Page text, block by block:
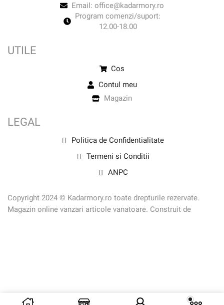
Email: office@kadarmory.ro
Program comenzi/suport:
12.00-18.00
UTILE
Cos
Contul meu
Magazin
LEGAL
Politica de Confidentialitate
Termeni si Conditii
ANPC
Copyright 2024 © Kadarmory.ro toate drepturile rezervate.
Magazin online vanzari articole vanatoare. Construit de